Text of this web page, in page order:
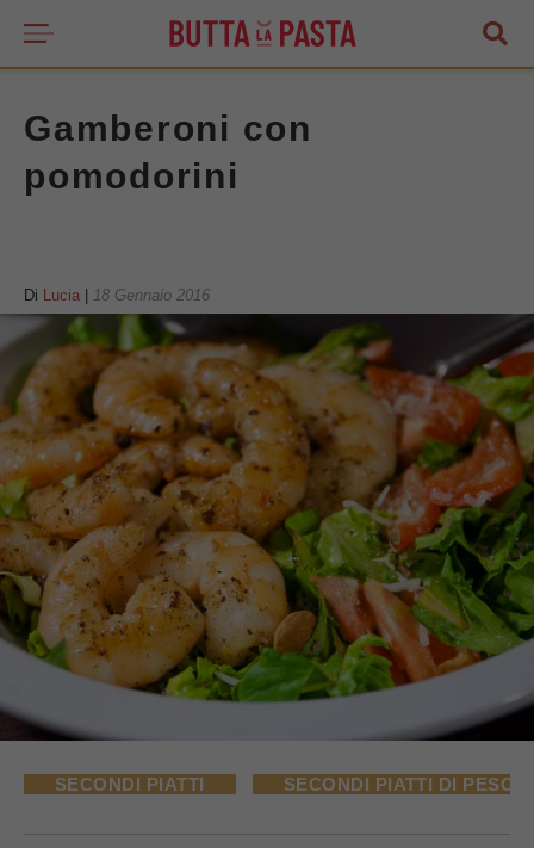
Gamberoni con
pomodorini
Di Lucia 18 Gennaio 2016
SECONDI PIATTI SECONDI PIATTI DI PESCE